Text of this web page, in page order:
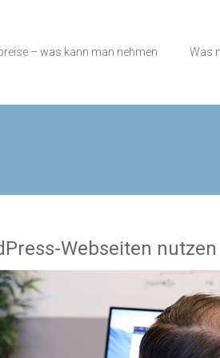
– was kann man nehmen Was
Webseiten nutzen